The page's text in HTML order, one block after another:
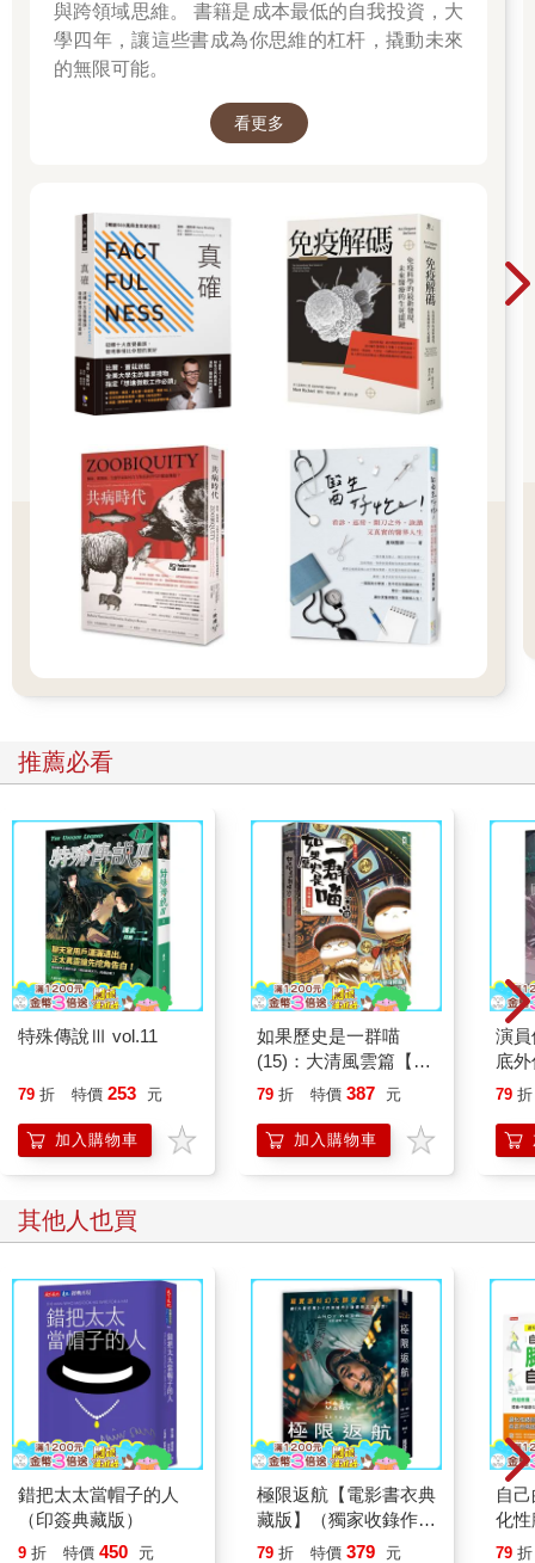
杯咖啡和手沖咖啡的差別在哪裡嗎？知道之後，他們願意做出不
一樣的選擇嗎？一如生產，產家們知道好孕團隊這一路鋪陳，和
其他生產場所的差別在哪裡嗎？知道之後，他們是否願意做出不
順勢生產旨在傾聽身體的聲音，將孕婦的身心靈調整到最佳狀
場關乎三代健康的生產經驗。
而這概念的最佳比喻，首推二○一九年夏天 Ting 教練在好孕助產
所舉辦的身心靈工作坊中所提出的「骨盆是花盆」。助產師嘉黛
加以延伸，提出「種一個寶寶」的概念。由此，我將好孕定位為
「陪你一起種一個寶寶」的團隊。
「骨盆是花盆」
無力的花盆，有孕動老師、調理師協助鍛鍊
營養師，協助放置適當的養分
身心靈療癒師，協助清掃土壤、河道的雜質，暢通滋養的流動
精神科醫師，讓你搞懂你種的植物
醫師、助產師協助採收
啊！寶寶果實！
從住院醫師訓練，到成為一個母親，再到幫人接生的產科醫師，
我漸漸體會到產科教科書中的「自然生產」一點也不自然，充滿
了對產婦的「控制」。懷孕和生產所造成的獨特身體主體性，除
過往大部分產科醫師是男性，產科是否無法提供良好臨床治療？
距離或許造成了產科知識與實際生產經驗的落差。經歷過也體認
到此番斷裂的我，到底可以如何改變？我們是不是也有自由可以
打破規則，用不同的方式建構日常生活？
從二○一五年十月陪伴好友居家生產至今，好孕團隊已經累積了超
過七百例順勢生產個案，在一次次將理想化為實作的過程裡不斷
修正技術細節。前幾年我還陷於西醫的產科知識與助產知識的比
較之中，想找出兩種專業為何如此不同。某天突然想通了，這是
兩個不同的專業、不同的典範，無從比較起，應該在各自的專業
上琢磨，共同成就每一趟「成為母親」的歷程。
遠，如何尋回女性身體自然的力量，尋回關於生產與育兒的種種
「本能」，正是生產改革的目標。一點一滴地，這幾年與好孕的
產」的專家。而一次又一次共同沐浴在愛裡的生產場景，更讓參
與的每一個人都知道，我們正走在理想的道路上。
走吧，走吧！一起上路吧！
與跨領域思維。 書籍是成本最低的自我投資，大
學四年，讓這些書成為你思維的杠杆，撬動未來
的無限可能。
看更多
推薦必看
特殊傳說Ⅲ vol.11
79 折 特價 253 元
加入購物車
如果歷史是一群喵
(15)：大清風雲篇【萌
貓漫畫學歷史】
79 折 特價 387 元
加入購物車
演
底
79 折
其他人也買
錯把太太當帽子的人
（印簽典藏版）
9 折 特價 450 元
極限返航【電影書衣典
藏版】（獨家收錄作者
訪談）
79 折 特價 379 元
自
化
【時
79 折